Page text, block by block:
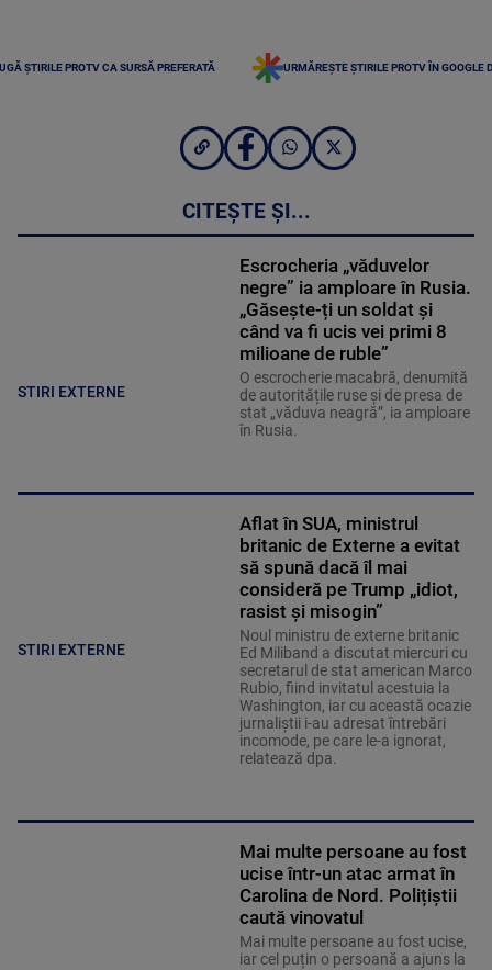
ȘTIRILE PROTV CA SURSĂ PREFERATĂ URMĂREȘTE ȘTIRILE PROTV ÎN GOOGLE
CITEȘTE ȘI...
STIRI EXTERNE
Escrocheria „văduvelor
negre” ia amploare în Rusia.
„Găsește-ți un soldat și
când va fi ucis vei primi 8
milioane de ruble”
O escrocherie macabră, denumită
de autoritățile ruse și de presa de
stat „văduva neagră”, ia amploare
în Rusia.
STIRI EXTERNE
Aflat în SUA, ministrul
britanic de Externe a evitat
să spună dacă îl mai
consideră pe Trump „idiot,
rasist și misogin”
Noul ministru de externe britanic
Ed Miliband a discutat miercuri cu
secretarul de stat american Marco
Rubio, fiind invitatul acestuia la
Washington, iar cu această ocazie
jurnaliştii i-au adresat întrebări
incomode, pe care le-a ignorat,
relatează dpa.
Mai multe persoane au fost
ucise într-un atac armat în
Carolina de Nord. Polițiștii
caută vinovatul
Mai multe persoane au fost ucise,
iar cel puțin o persoană a ajuns la